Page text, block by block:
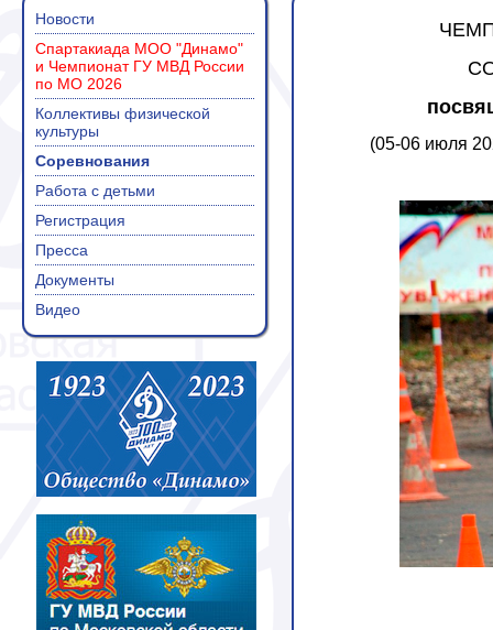
Новости
Спартакиада МОО "Динамо"
и Чемпионат ГУ МВД России
по МО 2026
Коллективы физической
культуры
Соревнования
Работа с детьми
Регистрация
Пресса
Документы
Видео
(05-06 июля